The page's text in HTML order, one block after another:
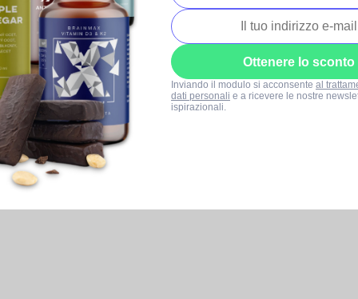
Ottenere lo sconto
Inviando il modulo si acconsente al
dati personali e a ricevere le nostre
ispirazionali.